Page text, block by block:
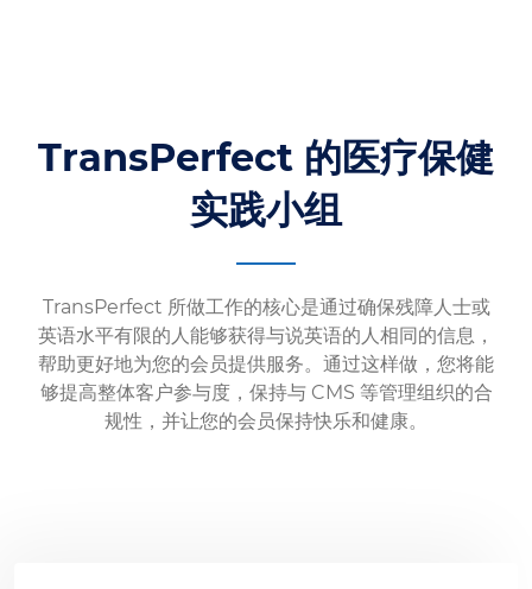
TransPerfect 的医疗保健
实践小组
TransPerfect 所做工作的核心是通过确保残障人士或
英语水平有限的人能够获得与说英语的人相同的信息，
帮助更好地为您的会员提供服务。通过这样做，您将能
够提高整体客户参与度，保持与 CMS 等管理组织的合
规性，并让您的会员保持快乐和健康。